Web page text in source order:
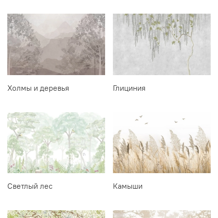
Холмы и деревья Глициния
Светлый лес Камыши